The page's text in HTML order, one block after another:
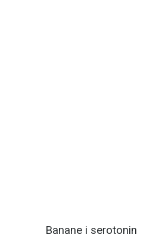
Banane i serotonin